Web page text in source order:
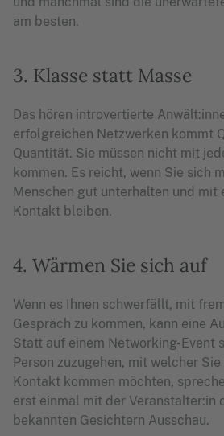
am besten.
3. Klasse statt Masse
Das hören introvertierte
erfolgreichen Netzwerken kommt
Quantität. Sie müssen nicht mit
kommen. Es reicht, wenn Sie sich
Menschen gut unterhalten und mit
Kontakt bleiben.
4. Wärmen Sie sich auf
Wenn es Ihnen schwerfällt, mit
Gespräch zu kommen, kann eine
Statt auf einem Networking-Event
Person zuzugehen, mit welcher
Kontakt kommen möchten,
erst einmal mit der Veranstalter:in
bekannten Gesichtern Ausschau.